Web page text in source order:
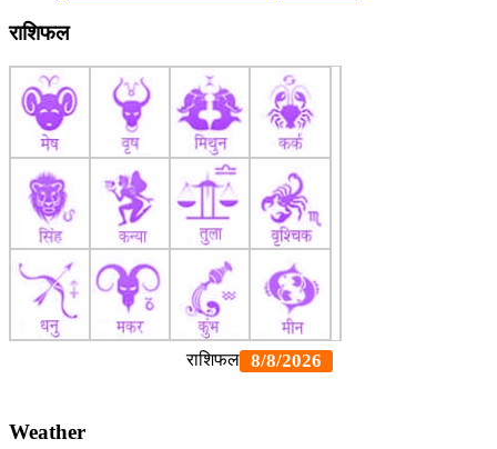
राशिफल
Weather